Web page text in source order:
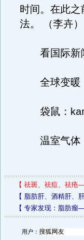
时间。在此
法。 （李卉）
看国际新闻
全球变暖
袋鼠：
温室气体
【 祛斑、祛痘、祛疮—
【 脂肪肝、酒精肝、
【 专家发现：脂肪瘤
用户：